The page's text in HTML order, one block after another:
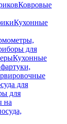
Ковровые
Кухонные
для
Кухонные
для
для
на